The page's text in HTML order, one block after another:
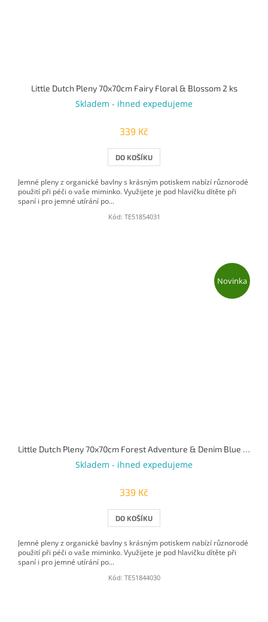
Little Dutch Pleny 70x70cm Fairy Floral & Blossom 2 ks
Skladem - ihned expedujeme
339 Kč
DO KOŠÍKU
Jemné pleny z organické bavlny s krásným potiskem nabízí různorodé
použití při péči o vaše miminko. Využijete je pod hlavičku dítěte při
spaní i pro jemné utírání po...
Kód: TE51854031
Novinka
Little Dutch Pleny 70x70cm Forest Adventure & Denim Blue 2 ks
Skladem - ihned expedujeme
339 Kč
DO KOŠÍKU
Jemné pleny z organické bavlny s krásným potiskem nabízí různorodé
použití při péči o vaše miminko. Využijete je pod hlavičku dítěte při
spaní i pro jemné utírání po...
Kód: TE51844030